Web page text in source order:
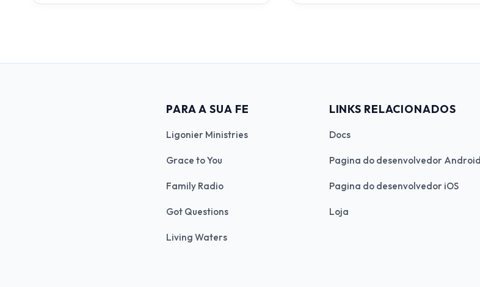
PARA A SUA FE
Ligonier Ministries
Grace to You
Family Radio
Got Questions
Living Waters
LINKS RELACIONADOS
Docs
Pagina do desenvolvedor Android
Pagina do desenvolvedor iOS
Loja